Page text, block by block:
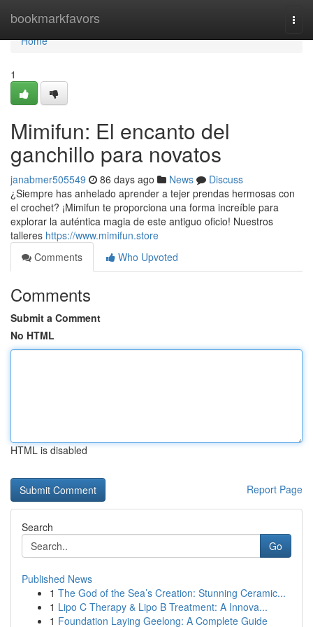
bookmarkfavors
Home
Home
1
Mimifun: El encanto del
ganchillo para novatos
janabmer505549 86 days ago News
Discuss
¿Siempre has anhelado aprender a tejer prendas hermosas con
el crochet? ¡Mimifun te proporciona una forma increíble para
explorar la auténtica magia de este antiguo oficio! Nuestros
talleres https://www.mimifun.store
Comments
Who Upvoted
Comments
Submit a Comment
No HTML
HTML is disabled
Report Page
Search
Go
Published News
1 The God of the Sea’s Creation: Stunning Ceramic...
1 Lipo C Therapy & Lipo B Treatment: A Innova...
1 Foundation Laying Geelong: A Complete Guide